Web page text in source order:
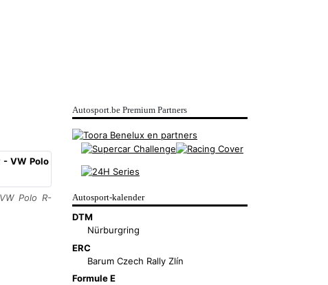
Polo R-
Autosport.be Premium Partners
Autosport-kalender
DTM
Nürburgring
ERC
Barum Czech Rally Zlín
Formule E